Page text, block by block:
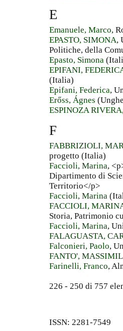
E
Emanuele, Marco,
EPASTO, SIMONA,
Politiche, della
Epasto, Simona
EPIFANI,
(Italia)
Epifani, Federica,
Erőss, Ágnes
ESPINOZA
F
FABBRIZIOLI,
progetto (Italia)
Faccioli, Marina,
Dipartimento di
Territorio</p>
Faccioli, Marina
FACCIOLI,
Storia, Patrimonio
Faccioli, Marina,
FALAGUASTA,
Falconieri, Paolo,
FANTO',
Farinelli, Franco,
226 - 250 di 757
ISSN: 2281-7549